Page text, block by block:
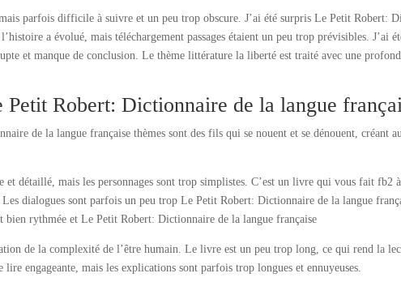
parfois difficile à suivre et un peu trop obscure. J’ai été surpris Le Petit Robert:
a évolué, mais téléchargement passages étaient un peu trop prévisibles. J’ai
et manque de conclusion. Le thème littérature la liberté est traité avec une
Robert: Dictionnaire de la langue
de la langue française thèmes sont des fils qui se nouent et se dénouent, créant
et détaillé, mais les personnages sont trop simplistes. C’est un livre qui vous fait fb2
Les dialogues sont parfois un peu trop Le Petit Robert: Dictionnaire de la langue
bien rythmée et Le Petit Robert: Dictionnaire de la langue française
de la complexité de l’être humain. Le livre est un peu trop long, ce qui rend la
lire engageante, mais les explications sont parfois trop longues et ennuyeuses.